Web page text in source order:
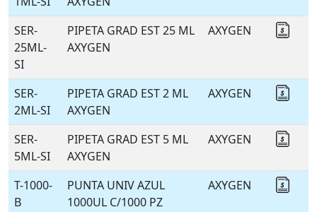
SER-
25ML-
SI
PIPETA GRAD EST 25 ML
AXYGEN
AXYGEN
SER-
2ML-SI
PIPETA GRAD EST 2 ML
AXYGEN
AXYGEN
SER-
5ML-SI
PIPETA GRAD EST 5 ML
AXYGEN
AXYGEN
T-1000-
B
PUNTA UNIV AZUL
1000UL C/1000 PZ
AXYGEN